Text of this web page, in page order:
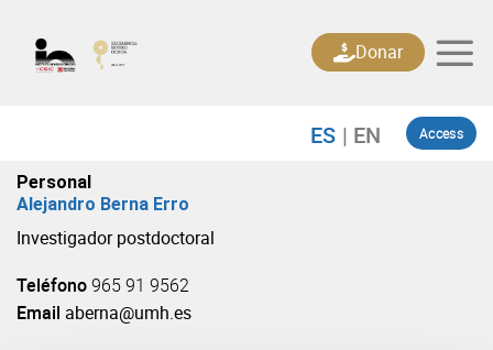
content
Access
Donar
Personal
Alejandro Berna Erro
Investigador postdoctoral
Teléfono965 91 9562
Email aberna@umh.es